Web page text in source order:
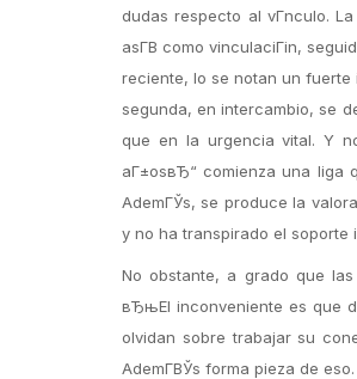
dudas respecto al vГ­nculo.
asГ­В­ como vinculaciГіn,
reciente, lo se notan un fuerte
segunda, en intercambio, se
que en la urgencia vital. Y
aГ±osвЂ“ comienza una liga
AdemГЎs, se produce la
y no ha transpirado el soporte
No obstante, a grado que
вЂњEl inconveniente es que
olvidan sobre trabajar su
AdemГ­ВЎs forma pieza de